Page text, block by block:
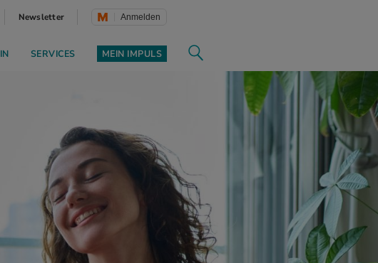
Newsletter Anmelden
SERVICES MEIN IMPULS